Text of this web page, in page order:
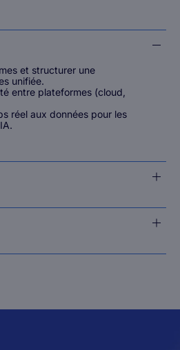
et structurer une
unifiée.
entre plateformes (cloud,
réel aux données pour les